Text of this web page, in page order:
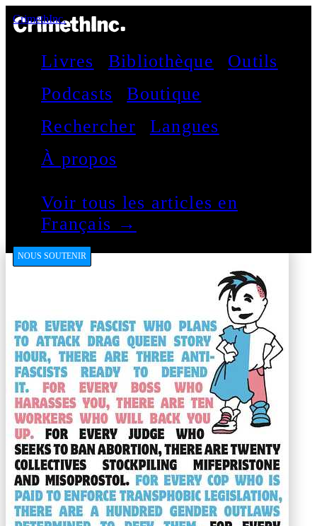
CrimethInc.
Livres Bibliothèque
Outils
Podcasts
Boutique
Rechercher
Langues
À propos
Voir tous les articles en
Français →
NOUS SOUTENIR